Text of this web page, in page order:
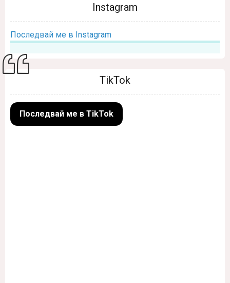
Instagram
Последвай ме в Instagram
TikTok
Последвай ме в TikTok